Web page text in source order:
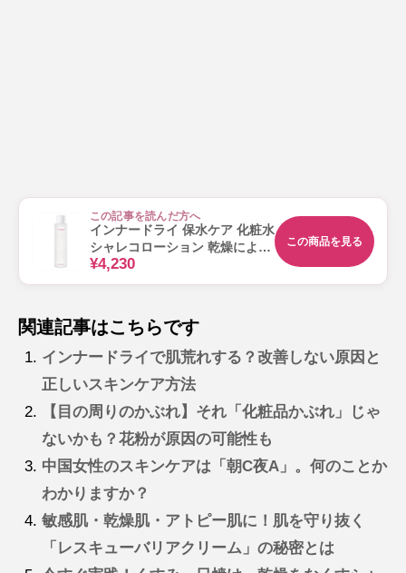
この記事を読んだ方へ
インナードライ 保水ケア 化粧水
シャレコローション 乾燥による
つっぱりに 120mL
¥4,230
この商品を見る
関連記事はこちらです
インナードライで肌荒れする？改善しない原因と
正しいスキンケア方法
【目の周りのかぶれ】それ「化粧品かぶれ」じゃ
ないかも？花粉が原因の可能性も
中国女性のスキンケアは「朝C夜A」。何のことか
わかりますか？
敏感肌・乾燥肌・アトピー肌に！肌を守り抜く
「レスキューバリアクリーム」の秘密とは